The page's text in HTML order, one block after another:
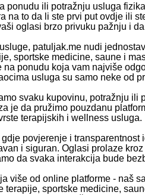
ponudu ili potražnju usluga
na to da li ste prvi put ovdje ili
oglasi brzo privuku pažnju i
patuljak.me nudi
sportske medicine, saune i
na ponudu koja vam najviše
usluga su samo neke od
svaku kupovinu, potražnju
je da pružimo pouzdanu
terapijskih i wellness usluga.
povjerenje i
i siguran. Oglasi prolaze
da svaka interakcija bude
više od online platforme - naš
terapije, sportske medicine,